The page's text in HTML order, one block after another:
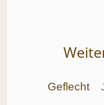
Geflecht